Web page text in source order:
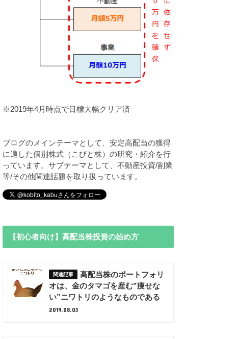
※2019年4月時点で目標大幅クリア済
ブログのメインテーマとして、安定高配当の獲得
に適した個別株式（こびと株）の研究・紹介を行
っています。サブテーマとして、不動産投資/副業
等/その他関連話題を取り扱っています。
【初心者向け】高配当株投資の始め方
高配当株のポートフォリ
オは、金のタマゴを産む”痩せな
い”ニワトリのようなものである
2019.08.03